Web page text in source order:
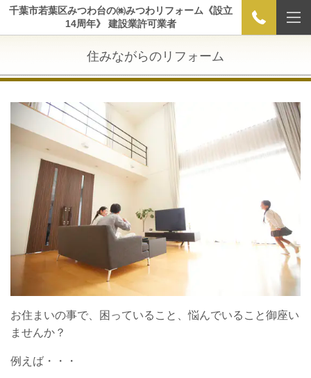
千葉市若葉区みつわ台の㈱みつわリフォーム《設立
14周年》 建設業許可業者
住みながらのリフォーム
お住まいの事で、困っていること、悩んでいること御座い
ませんか？
例えば・・・